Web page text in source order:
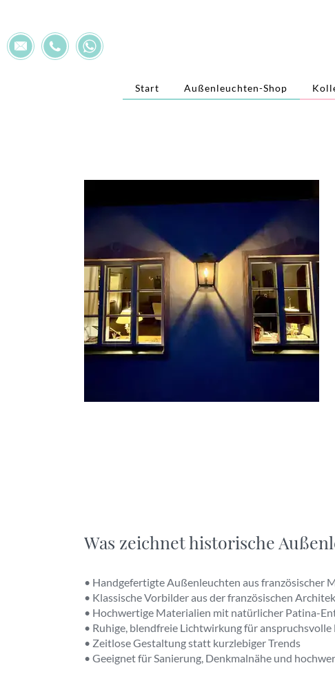
Start Außenleuchten-Shop
Was zeichnet historische
• Handgefertigte Außenleuchten aus französischer
• Klassische Vorbilder aus der französischen
• Hochwertige Materialien mit natürlicher Patina-
• Ruhige, blendfreie Lichtwirkung für anspruchsvolle
• Zeitlose Gestaltung statt kurzlebiger Trends
• Geeignet für Sanierung, Denkmalnähe und